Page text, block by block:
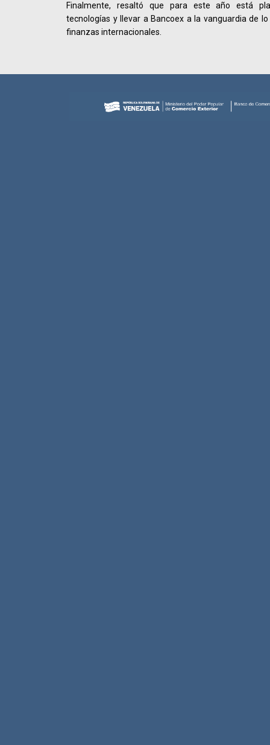
Finalmente, resaltó que para este año está
tecnologías y llevar a Bancoex a la vanguardia de
finanzas internacionales.